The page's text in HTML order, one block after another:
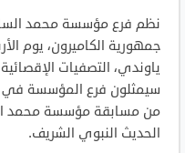
نظم فرع مؤسسة محمد
ياوندي، التصفيات
سيمثلون فرع المؤسسة في
من مسابقة مؤسسة محمد
الحديث النبوي الشريف.